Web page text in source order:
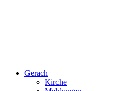
Gerach
Kirche